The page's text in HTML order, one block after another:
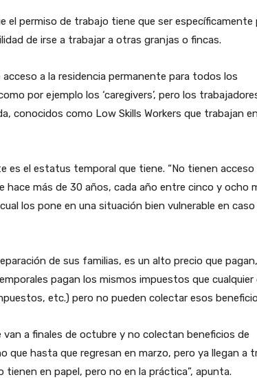
el permiso de trabajo tiene que ser específicamente
de irse a trabajar a otras granjas o fincas.
a la residencia permanente para todos los
por ejemplo los ‘caregivers’, pero los
conocidos como Low Skills Workers que trabajan
es el estatus temporal que tiene. “No tienen acceso
más de 30 años, cada año entre cinco y ocho
los pone en una situación bien vulnerable en caso
de sus familias, es un alto precio que
pagan los mismos impuestos que
etc.) pero no pueden colectar esos
a finales de octubre y no colectan beneficios de
que hasta que regresan en marzo, pero ya llegan a
en papel, pero no en la práctica”, apunta.